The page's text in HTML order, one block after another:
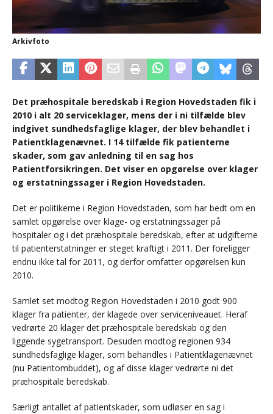
Arkivfoto
Det præhospitale beredskab i Region Hovedstaden fik i
2010 i alt 20 serviceklager, mens der i ni tilfælde blev
indgivet sundhedsfaglige klager, der blev behandlet i
Patientklagenævnet. I 14 tilfælde fik patienterne
skader, som gav anledning til en sag hos
Patientforsikringen. Det viser en opgørelse over klager
og erstatningssager i Region Hovedstaden.
Det er politikerne i Region Hovedstaden, som har bedt om en
samlet opgørelse over klage- og erstatningssager på
hospitaler og i det præhospitale beredskab, efter at udgifterne
til patienterstatninger er steget kraftigt i 2011. Der foreligger
endnu ikke tal for 2011, og derfor omfatter opgørelsen kun
2010.
Samlet set modtog Region Hovedstaden i 2010 godt 900
klager fra patienter, der klagede over serviceniveauet. Heraf
vedrørte 20 klager det præhospitale beredskab og den
liggende sygetransport. Desuden modtog regionen 934
sundhedsfaglige klager, som behandles i Patientklagenævnet
(nu Patientombuddet), og af disse klager vedrørte ni det
præhospitale beredskab.
Særligt antallet af patientskader, som udløser en sag i